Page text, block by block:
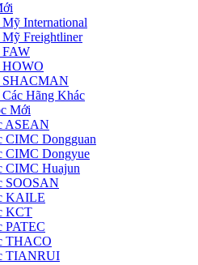
International
Freightliner
FAW
HOWO
SHACMAN
Hãng Khác
Mới
ASEAN
CIMC Dongguan
CIMC Dongyue
CIMC Huajun
SOOSAN
KAILE
KCT
PATEC
THACO
TIANRUI